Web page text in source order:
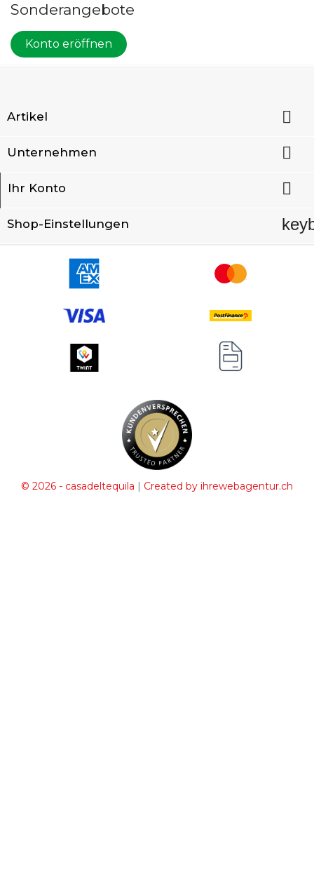
Sonderangebote
Konto eröffnen
Artikel 
Unternehmen 
Ihr Konto 
Shop-Einstellungen
© 2026 - casadeltequila | Created by ihrewebagentur.ch